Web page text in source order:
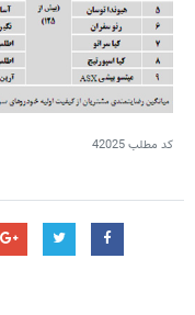
کد مطلب42025